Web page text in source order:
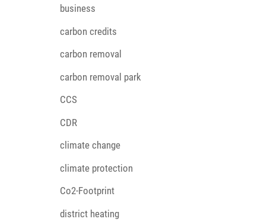
business
carbon credits
carbon removal
carbon removal park
CCS
CDR
climate change
climate protection
Co2-Footprint
district heating